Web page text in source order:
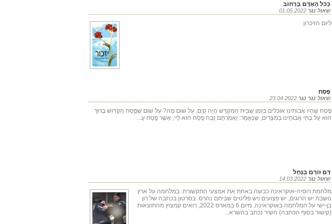
כְּכֹל הָאָדָם בָּרְחוֹב
שאול נגר 01.05.2022
ליום הזיכרון
פֶּסַח
שאול נגר נגר 23.04.2022
פֶּסַח שֶׁהָיוּ אֲבוֹתֵינוּ אוֹכְלִים בִּזְמַן שֶׁבֵּית הַמִּקְדָּשׁ הָיָה קַיָם, עַל שׁוּם מָה? עַל שׁוּם שֶׁפֶָּסַח הַקָּדוֹשׁ בָּרוּךְ
הוּא עַל בָּתֵּי אֲבוֹתֵינוּ בְּמִצְרַים, שֶׁנֶּאֱמַר: וַאֲמַרְתֶּם זֶבַח פֶּסַח הוּא לַיי, אֲשֶׁר פֶָּסַח עַ...
דָּם זוֹרֵם בַּנַּחַל
שאול נגר 14.03.2022
מלחמת רוסיה-אוקראינה כבשה באחת את אמצעי התקשורת. במלחמה על ארץ
נושבת יש הרוגים, יש פצועים ויש פליטים שביתם נהרס. בסרטון בכתבה של רון
בן-ישי על המלחמה באוקראינה, מיום 6 במארס 2022, רואים קמצוץ מהתוצאות
(קישור בסוף הכתבה) השיר נכתב בהשרא...